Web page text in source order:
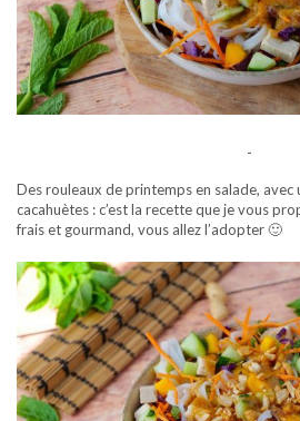
-
Des rouleaux de printemps en salade, avec
cacahuètes : c’est la recette que je vous
frais et gourmand, vous allez l’adopter 🙂